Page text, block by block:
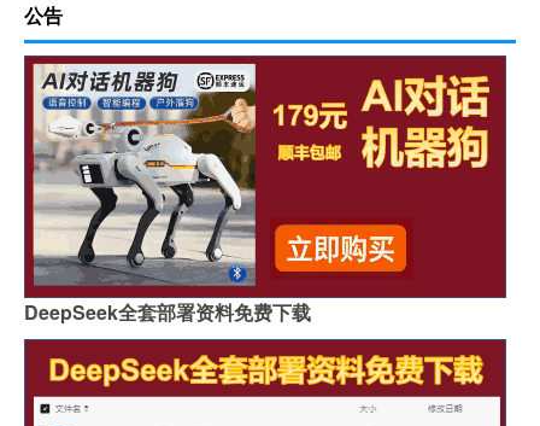
公告
DeepSeek全套部署资料免费下载